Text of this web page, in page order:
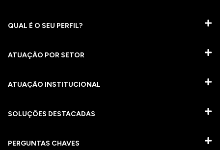
QUAL É O SEU PERFIL?
ATUAÇÃO POR SETOR
ATUAÇÃO INSTITUCIONAL
SOLUÇÕES DESTACADAS
PERGUNTAS CHAVES​